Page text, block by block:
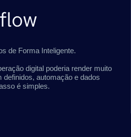
de Forma Inteligente.
digital poderia render muito
automação e dados
é simples.